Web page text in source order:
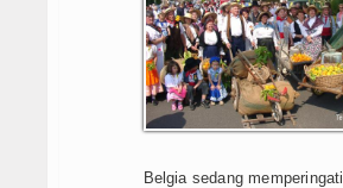
Belgia sedang memperingati